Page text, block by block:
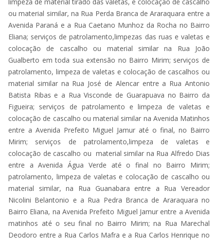
ou material similar, na Rua Perda Branca de Araraquara entre a
Avenida Paraná e a Rua Caetano Munhoz da Rocha no Bairro
Eliana; serviços de patrolamento,limpezas das ruas e valetas e
colocação de cascalho ou material similar na Rua João
Gualberto em toda sua extensão no Bairro Mirim; serviços de
patrolamento, limpeza de valetas e colocação de cascalhos ou
material similar na Rua José de Alencar entre a Rua Antonio
Batista Ribas e a Rua Visconde de Guarapuava no Bairro da
Figueira; serviços de patrolamento e limpeza de valetas e
colocação de cascalho ou material similar na Avenida Matinhos
entre a Avenida Prefeito Miguel Jamur até o final, no Bairro
Mirim; serviços de patrolamento,limpeza de valetas e
colocação de cascalho ou material similar na Rua Alfredo Dias
entre a Avenida Água Verde até o final no Bairro Mirim;
patrolamento, limpeza de valetas e colocação de cascalho ou
material similar, na Rua Guanabara entre a Rua Vereador
Nicolini Belantonio e a Rua Pedra Branca de Araraquara no
Bairro Eliana, na Avenida Prefeito Miguel Jamur entre a Avenida
matinhos até o seu final no Bairro Mirim; na Rua Marechal
Deodoro entre a Rua Carlos Mafra e a Rua Carlos Henrique no